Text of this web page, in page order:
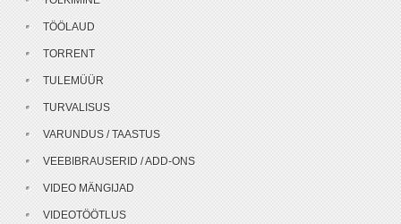
TÖÖLAUD
TORRENT
TULEMÜÜR
TURVALISUS
VARUNDUS / TAASTUS
VEEBIBRAUSERID / ADD-ONS
VIDEO MÄNGIJAD
VIDEOTÖÖTLUS